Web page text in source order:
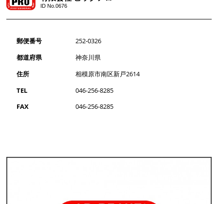
ID No.0676
郵便番号
252-0326
都道府県
神奈川県
住所
相模原市南区新戸2614
TEL
046-256-8285
FAX
046-256-8285